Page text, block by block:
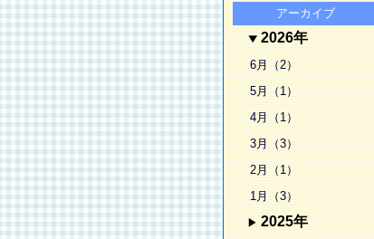
アーカイブ
2026年
6月（2）
5月（1）
4月（1）
3月（3）
2月（1）
1月（3）
2025年